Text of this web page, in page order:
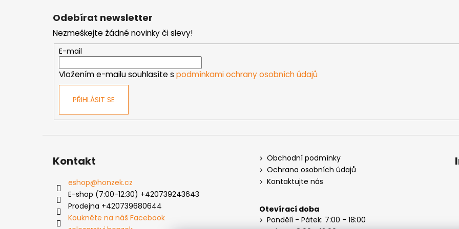
Odebírat newsletter
Nezmeškejte žádné novinky či slevy!
E-mail
Vložením e-mailu souhlasíte s podmínkami ochrany osobních údajů
PŘIHLÁSIT SE
Kontakt
eshop@honzek.cz
E-shop (7:00-12:30) +420739243643
Prodejna +420739680644
Koukněte na náš Facebook
Obchodní podmínky
Ochrana osobních údajů
Kontaktujte nás
Otevírací doba
Pondělí - Pátek: 7:00 - 18:00